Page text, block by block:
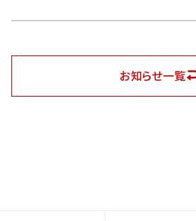
お知らせ一覧